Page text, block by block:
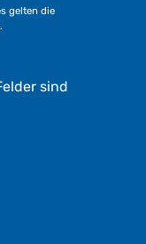
gelten die
.
sind